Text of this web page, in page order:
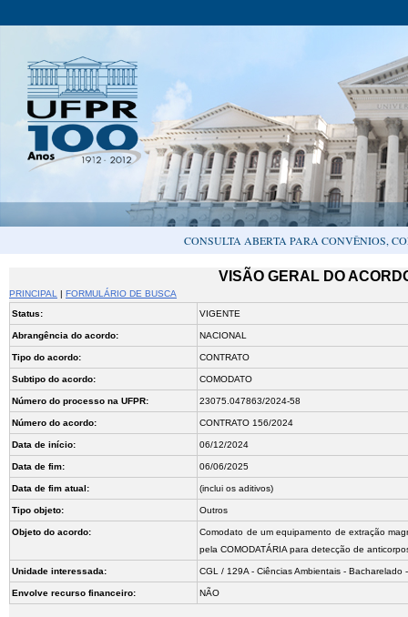
CONSULTA ABERTA PARA CONVÊNIOS,
VISÃO GERAL DO
PRINCIPAL | FORMULÁRIO DE BUSCA
Status:
VIGENTE
Abrangência do acordo: NACIONAL
Tipo do acordo: CONTRATO
Subtipo do acordo: COMODATO
Número do processo na UFPR: 23075.047863/2024-58
Número do acordo: CONTRATO 156/2024
Data de início: 06/12/2024
Data de fim: 06/06/2025
Data de fim atual: (inclui os aditivos)
Tipo objeto: Outros
Objeto do acordo:
Comodato de um equipamento de extração
pela COMODATÁRIA para detecção de
Unidade interessada: CGL / 129A - Ciências Ambientais - Bacharelado
Envolve recurso financeiro: NÃO